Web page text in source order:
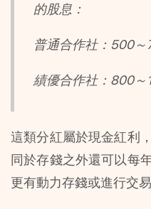
的股息：
普通合作社：500～
績優合作社：800～
這類分紅屬於現金紅利
同於存錢之外還可以每
更有動力存錢或進行交易